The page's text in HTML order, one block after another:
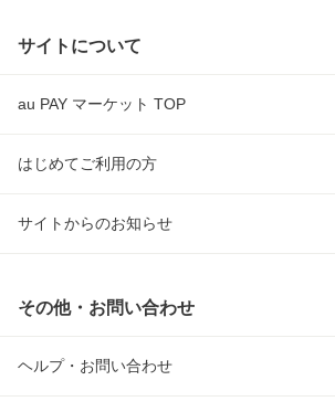
サイトについて
au PAY マーケット TOP
はじめてご利用の方
サイトからのお知らせ
その他・お問い合わせ
ヘルプ・お問い合わせ